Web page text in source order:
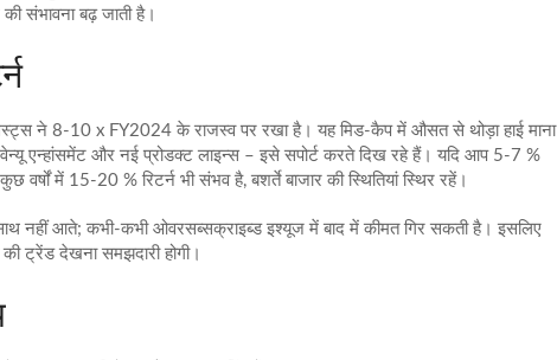
संभावना बढ़ जाती है।
ने 8‑10 x FY2024 के राजस्व पर रखा है। यह मिड‑कैप में औसत से थोड़ा हाई माना
एन्हांसमेंट और नई प्रोडक्ट लाइन्स – इसे सपोर्ट करते दिख रहे हैं। यदि आप 5‑7 %
में 15‑20 % रिटर्न भी संभव है, बशर्ते बाजार की स्थितियां स्थिर रहें।
नहीं आते; कभी-कभी ओवरसब्सक्राइब्ड इश्यूज में बाद में कीमत गिर सकती है। इसलिए
ट्रेंड देखना समझदारी होगी।